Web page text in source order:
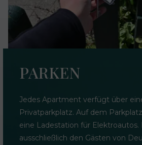
PARKEN
Jedes Apartment verfügt über
Privatparkplatz. Auf dem
eine Ladestation für Elektroautos.
ausschließlich den Gästen von